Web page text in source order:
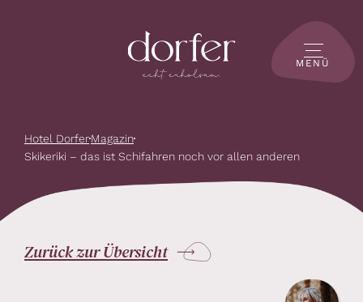
MENÜ
Hotel DorferMagazin
Skikeriki – das ist Schifahren noch vor allen anderen
Zurück zur Übersicht